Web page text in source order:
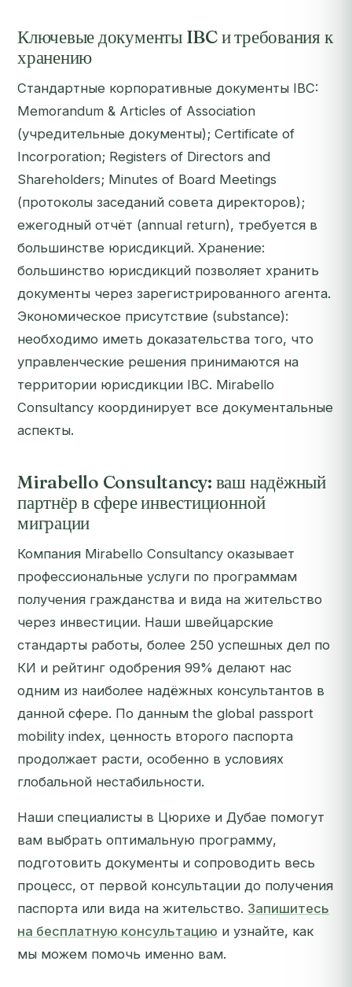
Ключевые документы IBC и требования к
хранению
Стандартные корпоративные документы IBC:
Memorandum & Articles of Association
(учредительные документы); Certificate of
Incorporation; Registers of Directors and
Shareholders; Minutes of Board Meetings
(протоколы заседаний совета директоров);
ежегодный отчёт (annual return), требуется в
большинстве юрисдикций. Хранение:
большинство юрисдикций позволяет хранить
документы через зарегистрированного агента.
Экономическое присутствие (substance):
необходимо иметь доказательства того, что
управленческие решения принимаются на
территории юрисдикции IBC. Mirabello
Consultancy координирует все документальные
аспекты.
Mirabello Consultancy: ваш надёжный
партнёр в сфере инвестиционной
миграции
Компания Mirabello Consultancy оказывает
профессиональные услуги по программам
получения гражданства и вида на жительство
через инвестиции. Наши швейцарские
стандарты работы, более 250 успешных дел по
КИ и рейтинг одобрения 99% делают нас
одним из наиболее надёжных консультантов в
данной сфере. По данным the global passport
mobility index, ценность второго паспорта
продолжает расти, особенно в условиях
глобальной нестабильности.
Наши специалисты в Цюрихе и Дубае помогут
вам выбрать оптимальную программу,
подготовить документы и сопроводить весь
процесс, от первой консультации до получения
паспорта или вида на жительство. Запишитесь
на бесплатную консультацию и узнайте, как
мы можем помочь именно вам.